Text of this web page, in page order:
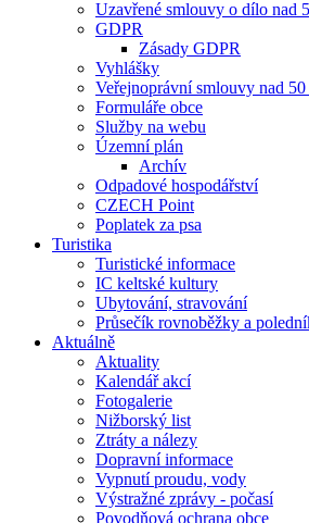
Uzavřené smlouvy o dílo nad
GDPR
Zásady GDPR
Vyhlášky
Veřejnoprávní smlouvy nad
Formuláře obce
Služby na webu
Územní plán
Archív
Odpadové hospodářství
CZECH Point
Poplatek za psa
Turistika
Turistické informace
IC keltské kultury
Ubytování, stravování
Průsečík rovnoběžky a
Aktuálně
Aktuality
Kalendář akcí
Fotogalerie
Nižborský list
Ztráty a nálezy
Dopravní informace
Vypnutí proudu, vody
Výstražné zprávy - počasí
Povodňová ochrana obce